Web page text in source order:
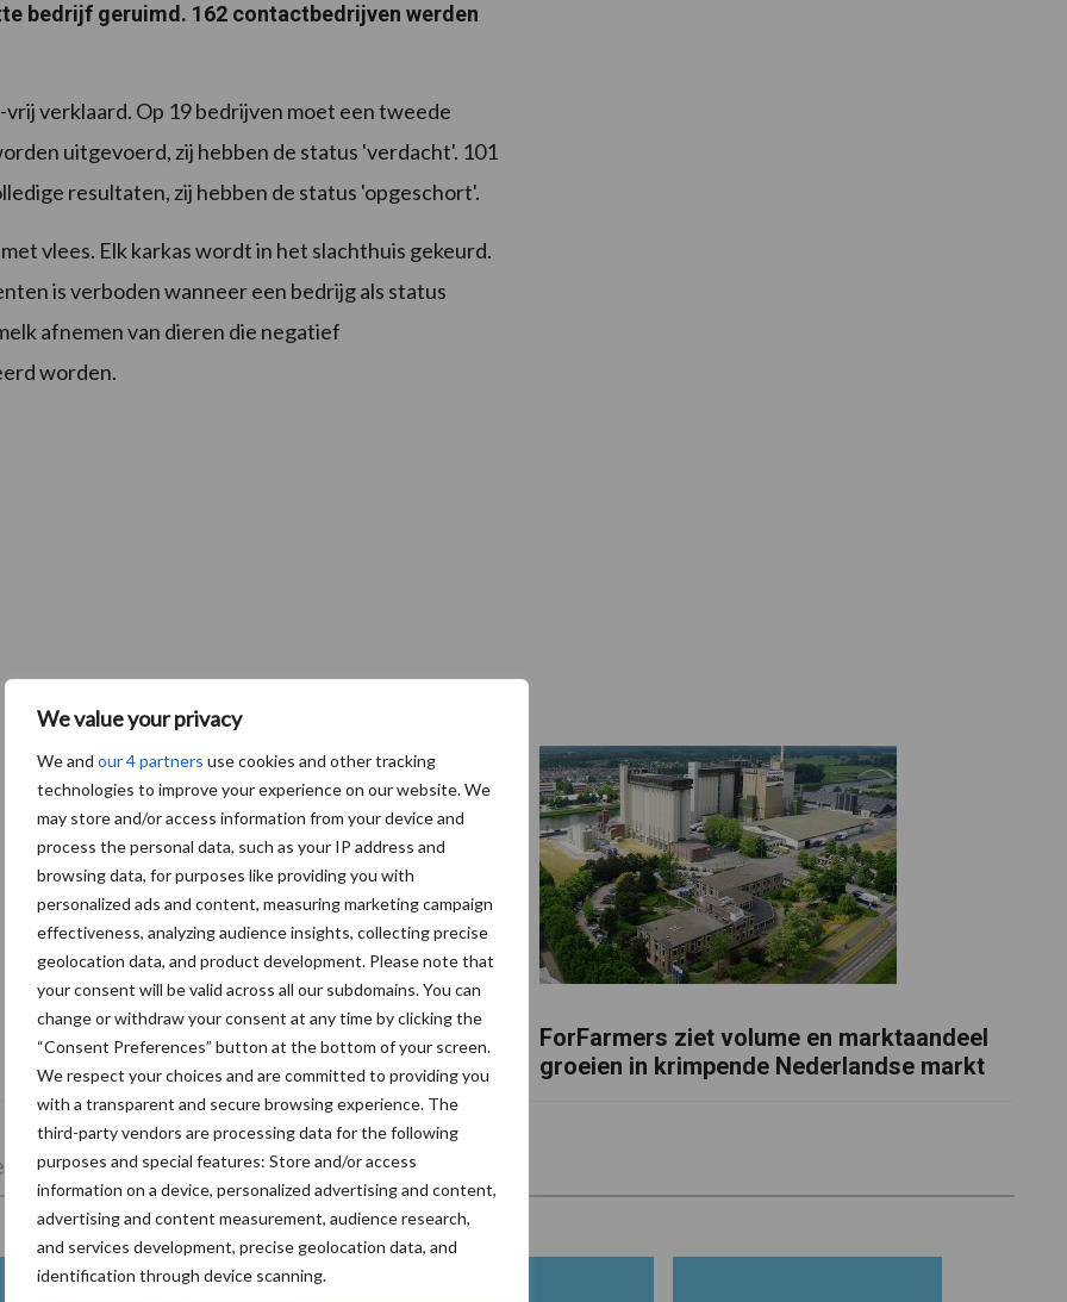
We value your privacy
We and our 4 partners use cookies and other tracking
technologies to improve your experience on our website. We
may store and/or access information from your device and
process the personal data, such as your IP address and
browsing data, for purposes like providing you with
personalized ads and content, measuring marketing campaign
effectiveness, analyzing audience insights, collecting precise
geolocation data, and product development. Please note that
your consent will be valid across all our subdomains. You can
change or withdraw your consent at any time by clicking the
“Consent Preferences” button at the bottom of your screen.
We respect your choices and are committed to providing you
with a transparent and secure browsing experience. The
third-party vendors are processing data for the following
purposes and special features: Store and/or access
information on a device, personalized advertising and content,
advertising and content measurement, audience research,
and services development, precise geolocation data, and
identification through device scanning.
bedrijf geruimd. 162 contactbedrijven werden
verklaard. Op 19 bedrijven moet een tweede
uitgevoerd, zij hebben de status 'verdacht'. 101
resultaten, zij hebben de status 'opgeschort'.
vlees. Elk karkas wordt in het slachthuis gekeurd.
is verboden wanneer een bedrijg als status
afnemen van dieren die negatief
worden.
De speenhuid: een vaak onderschatte
risicofactor voor mastitis
ForFarmers ziet volume en marktaandeel
groeien in krimpende Nederlandse markt
Veevoer Wet en regelgeving